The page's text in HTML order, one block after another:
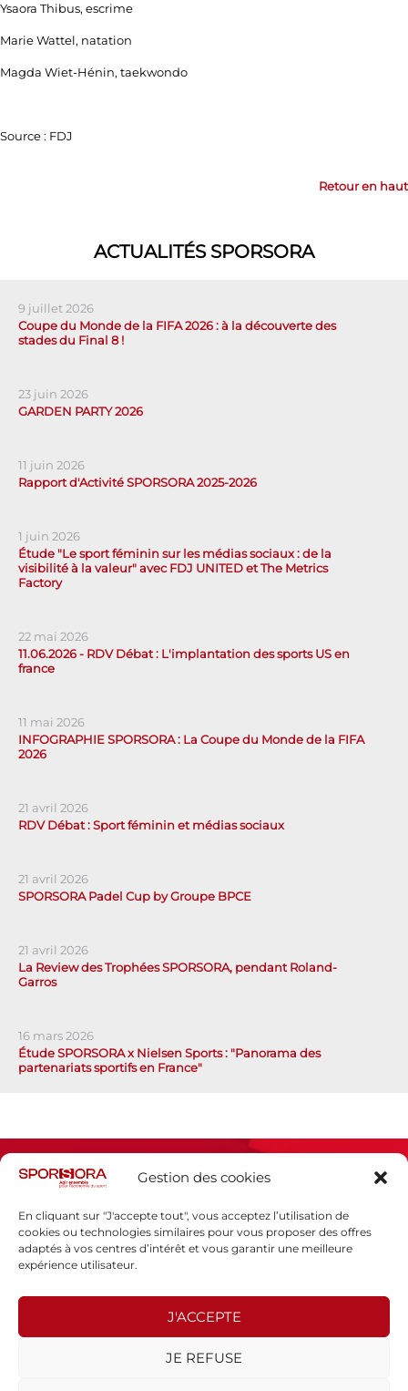
Gestion des cookies
En cliquant sur "J'accepte tout", vous acceptez l’utilisation de
cookies ou technologies similaires pour vous proposer des offres
adaptés à vos centres d’intérêt et vous garantir une meilleure
expérience utilisateur.
J'ACCEPTE
JE REFUSE
Ysaora Thibus, escrime
Marie Wattel, natation
Magda Wiet-Hénin, taekwondo
Source : FDJ
Retour en haut
ACTUALITÉS SPORSORA
9 juillet 2026
Coupe du Monde de la FIFA 2026 : à la découverte des
stades du Final 8 !
23 juin 2026
GARDEN PARTY 2026
11 juin 2026
Rapport d'Activité SPORSORA 2025-2026
1 juin 2026
Étude "Le sport féminin sur les médias sociaux : de la
visibilité à la valeur" avec FDJ UNITED et The Metrics
Factory
22 mai 2026
11.06.2026 - RDV Débat : L'implantation des sports US en
france
11 mai 2026
INFOGRAPHIE SPORSORA : La Coupe du Monde de la FIFA
2026
21 avril 2026
RDV Débat : Sport féminin et médias sociaux
21 avril 2026
SPORSORA Padel Cup by Groupe BPCE
21 avril 2026
La Review des Trophées SPORSORA, pendant Roland-
Garros
16 mars 2026
Étude SPORSORA x Nielsen Sports : "Panorama des
partenariats sportifs en France"
Espace presse
Politique de confidentialité
SPORSORA